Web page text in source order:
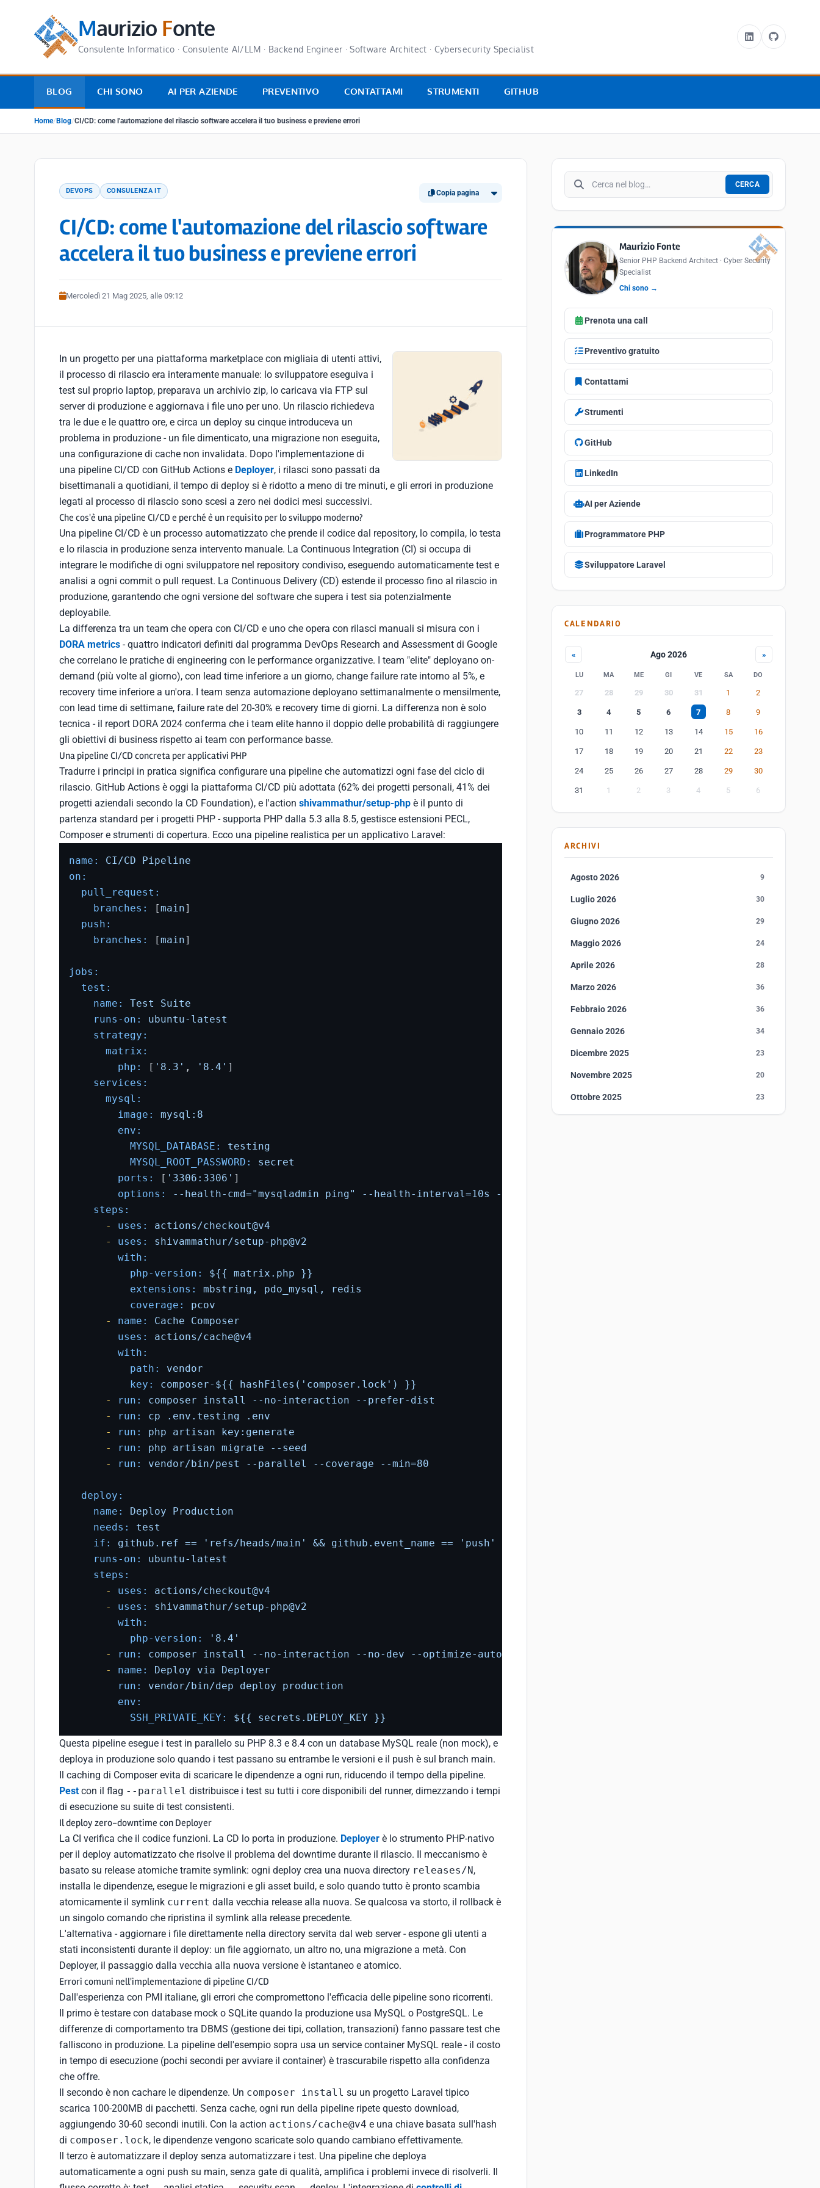
Maurizio Fonte
Consulente Informatico · Consulente AI/LLM · Backend Engineer · Software Architect · Cybersecurity Specialist
BLOG CHI SONO AI PER AZIENDE PREVENTIVO CONTATTAMI STRUMENTI GITHUB
Home/ Blog/CI/CD: come l'automazione del rilascio software accelera il tuo business e previene errori
DEVOPS CONSULENZA IT Copia pagina
CI/CD: come l'automazione del rilascio software
accelera il tuo business e previene errori
Mercoledì 21 Mag 2025, alle 09:12
In un progetto per una piattaforma marketplace con migliaia di utenti attivi,
il processo di rilascio era interamente manuale: lo sviluppatore eseguiva i
test sul proprio laptop, preparava un archivio zip, lo caricava via FTP sul
server di produzione e aggiornava i file uno per uno. Un rilascio richiedeva
tra le due e le quattro ore, e circa un deploy su cinque introduceva un
problema in produzione - un file dimenticato, una migrazione non eseguita,
una configurazione di cache non invalidata. Dopo l'implementazione di
una pipeline CI/CD con GitHub Actions e Deployer, i rilasci sono passati da
bisettimanali a quotidiani, il tempo di deploy si è ridotto a meno di tre minuti, e gli errori in produzione
legati al processo di rilascio sono scesi a zero nei dodici mesi successivi.
Che cos'è una pipeline CI/CD e perché è un requisito per lo sviluppo moderno?
Una pipeline CI/CD è un processo automatizzato che prende il codice dal repository, lo compila, lo testa
e lo rilascia in produzione senza intervento manuale. La Continuous Integration (CI) si occupa di
integrare le modifiche di ogni sviluppatore nel repository condiviso, eseguendo automaticamente test e
analisi a ogni commit o pull request. La Continuous Delivery (CD) estende il processo fino al rilascio in
produzione, garantendo che ogni versione del software che supera i test sia potenzialmente
deployabile.
La differenza tra un team che opera con CI/CD e uno che opera con rilasci manuali si misura con i
DORA metrics - quattro indicatori definiti dal programma DevOps Research and Assessment di Google
che correlano le pratiche di engineering con le performance organizzative. I team "elite" deployano on-
demand (più volte al giorno), con lead time inferiore a un giorno, change failure rate intorno al 5%, e
recovery time inferiore a un'ora. I team senza automazione deployano settimanalmente o mensilmente,
con lead time di settimane, failure rate del 20-30% e recovery time di giorni. La differenza non è solo
tecnica - il report DORA 2024 conferma che i team elite hanno il doppio delle probabilità di raggiungere
gli obiettivi di business rispetto ai team con performance basse.
Una pipeline CI/CD concreta per applicativi PHP
Tradurre i principi in pratica significa configurare una pipeline che automatizzi ogni fase del ciclo di
rilascio. GitHub Actions è oggi la piattaforma CI/CD più adottata (62% dei progetti personali, 41% dei
progetti aziendali secondo la CD Foundation), e l'action shivammathur/setup-php è il punto di
partenza standard per i progetti PHP - supporta PHP dalla 5.3 alla 8.5, gestisce estensioni PECL,
Composer e strumenti di copertura. Ecco una pipeline realistica per un applicativo Laravel:
name: CI/CD
Pipeline
on:
pull_request:
branches:
[main]
push:
branches:
[main]
jobs:
test:
name:
Test
Suite
runs-on:
ubuntu-latest
strategy:
matrix:
php:
[ '8.3' , '8.4' ]
services:
mysql:
image:
mysql:8
env:
MYSQL_DATABASE:
testing
MYSQL_ROOT_PASSWORD:
secret
ports:
[ '3306:3306' ]
options:
--health-cmd="mysqladmin ping" --health-interval=10s --health-timeout=5s
steps:
-
uses:
actions/checkout@v4
-
uses:
shivammathur/setup-php@v2
with:
php-version:
${{ matrix.php
}}
extensions:
mbstring, pdo_mysql,
redis
coverage:
pcov
-
name: Cache
Composer
uses:
actions/cache@v4
with:
path:
vendor
key:
composer-${{ hashFiles('composer.lock')
}}
-
run: composer install --no-interaction
--prefer-dist
-
run: cp .env.testing
.env
-
run: php artisan
key:generate
-
run: php artisan migrate
--seed
-
run: vendor/bin/pest --parallel --coverage --min=80
deploy:
name:
Deploy
Production
needs:
test
if:
github.ref == 'refs/heads/main' && github.event_name ==
'push'
runs-on:
ubuntu-latest
steps:
-
uses:
actions/checkout@v4
-
uses:
shivammathur/setup-php@v2
with:
php-version:
'8.4'
-
run: composer install --no-interaction --no-dev
--optimize-autoloader
-
name: Deploy via
Deployer
run:
vendor/bin/dep deploy
production
env:
SSH_PRIVATE_KEY:
${{ secrets.DEPLOY_KEY }}
Questa pipeline esegue i test in parallelo su PHP 8.3 e 8.4 con un database MySQL reale (non mock), e
deploya in produzione solo quando i test passano su entrambe le versioni e il push è sul branch main.
Il caching di Composer evita di scaricare le dipendenze a ogni run, riducendo il tempo della pipeline.
Pest con il flag --parallel distribuisce i test su tutti i core disponibili del runner, dimezzando i tempi
di esecuzione su suite di test consistenti.
Il deploy zero-downtime con Deployer
La CI verifica che il codice funzioni. La CD lo porta in produzione. Deployer è lo strumento PHP-nativo
per il deploy automatizzato che risolve il problema del downtime durante il rilascio. Il meccanismo è
basato su release atomiche tramite symlink: ogni deploy crea una nuova directory releases/N,
installa le dipendenze, esegue le migrazioni e gli asset build, e solo quando tutto è pronto scambia
atomicamente il symlink current dalla vecchia release alla nuova. Se qualcosa va storto, il rollback è
un singolo comando che ripristina il symlink alla release precedente.
L'alternativa - aggiornare i file direttamente nella directory servita dal web server - espone gli utenti a
stati inconsistenti durante il deploy: un file aggiornato, un altro no, una migrazione a metà. Con
Deployer, il passaggio dalla vecchia alla nuova versione è istantaneo e atomico.
Errori comuni nell'implementazione di pipeline CI/CD
Dall'esperienza con PMI italiane, gli errori che compromettono l'efficacia delle pipeline sono ricorrenti.
Il primo è testare con database mock o SQLite quando la produzione usa MySQL o PostgreSQL. Le
differenze di comportamento tra DBMS (gestione dei tipi, collation, transazioni) fanno passare test che
falliscono in produzione. La pipeline dell'esempio sopra usa un service container MySQL reale - il costo
in tempo di esecuzione (pochi secondi per avviare il container) è trascurabile rispetto alla confidenza
che offre.
Il secondo è non cachare le dipendenze. Un composer install su un progetto Laravel tipico
scarica 100-200MB di pacchetti. Senza cache, ogni run della pipeline ripete questo download,
aggiungendo 30-60 secondi inutili. Con la action actions/cache@v4 e una chiave basata sull'hash
di composer.lock, le dipendenze vengono scaricate solo quando cambiano effettivamente.
Il terzo è automatizzare il deploy senza automatizzare i test. Una pipeline che deploya
automaticamente a ogni push su main, senza gate di qualità, amplifica i problemi invece di risolverli. Il
Cerca nel blog
CERCA
Maurizio Fonte
Senior PHP Backend Architect · Cyber Security
Specialist
Chi sono →
Prenota una call
Preventivo gratuito
Contattami
Strumenti
GitHub
LinkedIn
AI per Aziende
Programmatore PHP
Sviluppatore Laravel
CALENDARIO
« Ago 2026 »
LU MA ME GI VE SA DO
27 28 29 30 31 1 2
3 4 5 6 7 8 9
10 11 12 13 14 15 16
17 18 19 20 21 22 23
24 25 26 27 28 29 30
31 1 2 3 4 5 6
ARCHIVI
Agosto 2026 9
Luglio 2026 30
Giugno 2026 29
Maggio 2026 24
Aprile 2026 28
Marzo 2026 36
Febbraio 2026 36
Gennaio 2026 34
Dicembre 2025 23
Novembre 2025 20
Ottobre 2025 23